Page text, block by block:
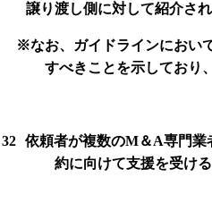
譲り渡し側に対して紹介さ
※なお、ガイドラインにおい
すべきことを示しており
32 依頼者が複数のM＆A専門業
約に向けて支援を受ける